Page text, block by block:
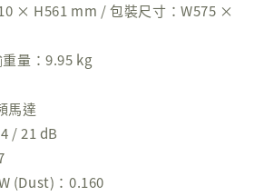
× H561 mm / 包裝尺寸：W575 ×
量：9.95 kg
馬達
/ 21 dB
(Dust)：0.160